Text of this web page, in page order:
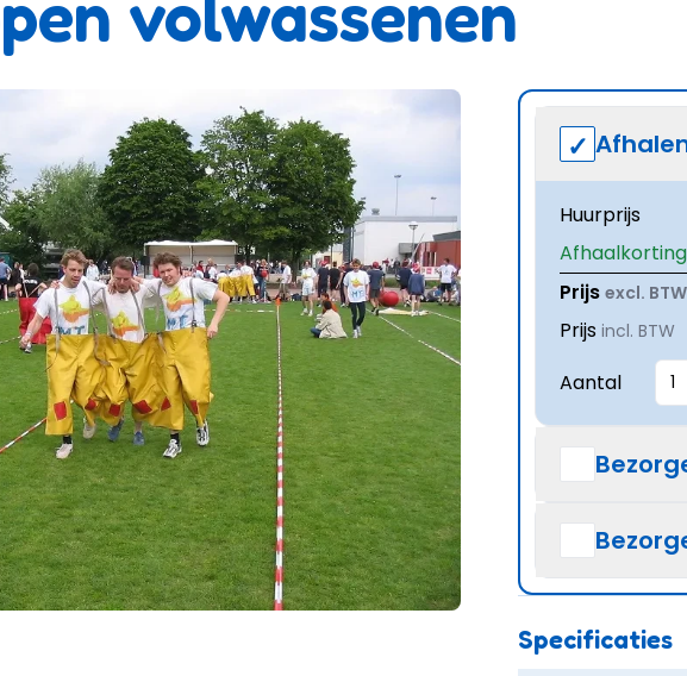
Huurprijs
Afhaalkorting
Prijs excl. BTW
Prijs incl. BTW
Aantal
Specificaties